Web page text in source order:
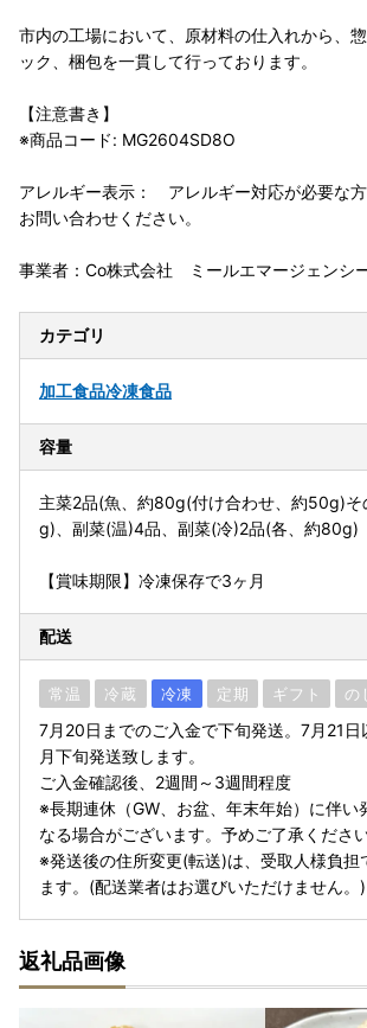
市内の工場において、原材料の仕入れから、
ック、梱包を一貫して行っております。
【注意書き】
※商品コード: MG2604SD8O
アレルギー表示： アレルギー対応が必要な
お問い合わせください。
事業者：Co株式会社 ミールエマージェンシ
カテゴリ
加工食品冷凍食品
容量
主菜2品(魚、約80g(付け合わせ、約50g)そ
g)、副菜(温)4品、副菜(冷)2品(各、約80g)
【賞味期限】冷凍保存で3ヶ月
配送
常温 冷蔵 冷凍 定期 ギフト の
7月20日までのご入金で下旬発送。7月21日
月下旬発送致します。
ご入金確認後、2週間～3週間程度
※長期連休（GW、お盆、年末年始）に伴い
なる場合がございます。予めご了承ください
※発送後の住所変更(転送)は、受取人様負担
ます。(配送業者はお選びいただけません。)
返礼品画像